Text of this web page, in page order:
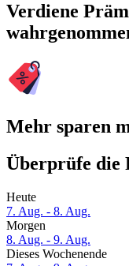
Verdiene
Mehr sparen
Überprüfe die
Heute
7. Aug. - 8. Aug.
Morgen
8. Aug. - 9. Aug.
Dieses Wochenende